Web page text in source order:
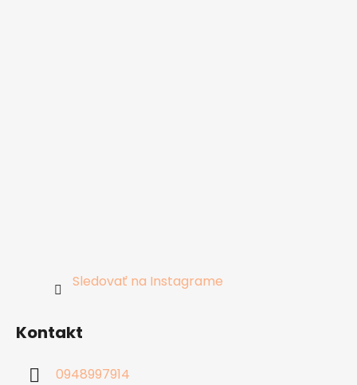
Sledovať na Instagrame
Kontakt
0948997914